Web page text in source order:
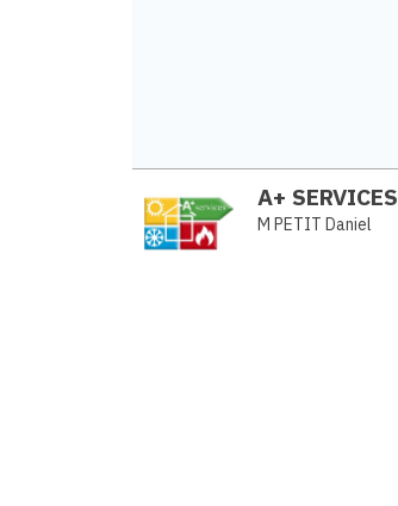
A+ SERVICES
M PETIT Daniel